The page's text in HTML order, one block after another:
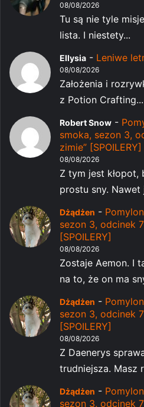
08/08/2026
Tu są nie tyle
lista. I niestety...
Ellysia - Leniwe
08/08/2026
Założenia i
z Potion Crafting...
Robert Snow -
smoka, sezon 3,
zimie” [SPOILERY]
08/08/2026
Z tym jest kłopot,
prostu sny. Nawet
Dżądżen -
sezon 3, odcinek
[SPOILERY]
08/08/2026
Zostaje Aemon. I
na to, że on ma
Dżądżen -
sezon 3, odcinek
[SPOILERY]
08/08/2026
Z Daenerys
trudniejsza. Masz
Dżądżen -
sezon 3, odcinek